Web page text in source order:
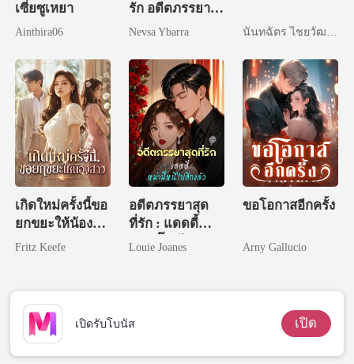
เซี่ยซูเหยา
Ainthira06
รัก อดีตภรรยา
ขอหย่าขาด
Nevsa Ybarra
เกิดใหม่ครั้งนี้ขอ
ยกขยะให้น้อง
สาว
Fritz Keefe
อดีตภรรยาสุด
ที่รัก : แดดดี้
หม่ามี๊หนีไปอีก
Louie Joanes
ขอโอกาสอีกครั้ง
Arny Gallucio
เปิดรับโบนัส เปิด